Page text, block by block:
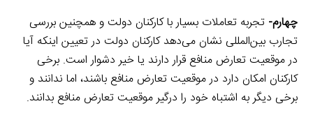
چهارم- تجربه تعاملات بسیار با کارکنان دولت و همچنین بررسی
تجارب بین‌المللی نشان می‌دهد کارکنان دولت در تعیین اینکه آیا
در موقعیت تعارض منافع قرار دارند یا خیر دشوار است. برخی
کارکنان امکان دارد در موقعیت تعارض منافع باشند، اما ندانند و
برخی دیگر به اشتباه خود را درگیر موقعیت تعارض منافع بدانند.